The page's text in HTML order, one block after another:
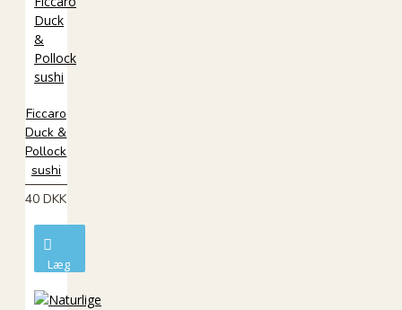
Ficcaro
Duck &
Pollock
sushi
40 DKK
Læg
kurv